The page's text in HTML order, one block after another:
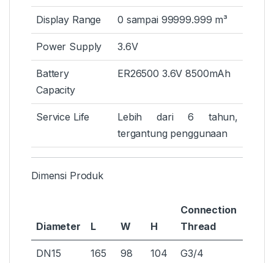
Display Range 0 sampai 99999.999 m³
Power Supply 3.6V
Battery
Capacity
ER26500 3.6V 8500mAh
Service Life
Lebih dari 6 tahun,
tergantung penggunaan
Dimensi Produk
Diameter L W H
Connection
Thread
DN15
165
98
104
G3/4